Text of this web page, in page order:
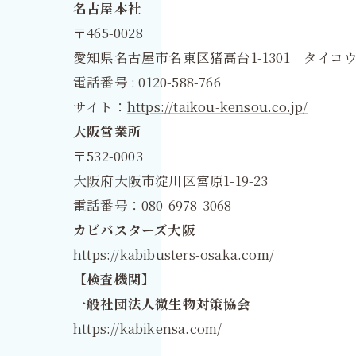
名古屋本社
〒465-0028
愛知県名古屋市名東区猪高台1-1301 タイコ
電話番号 : 0120-588-766
サイト： https://taikou-kensou.co.jp/
大阪営業所
〒532-0003
大阪府大阪市淀川区宮原1-19-23
電話番号：080-6978-3068
カビバスターズ大阪
https://kabibusters-osaka.com/
【検査機関】
一般社団法人微生物対策協会
https://kabikensa.com/